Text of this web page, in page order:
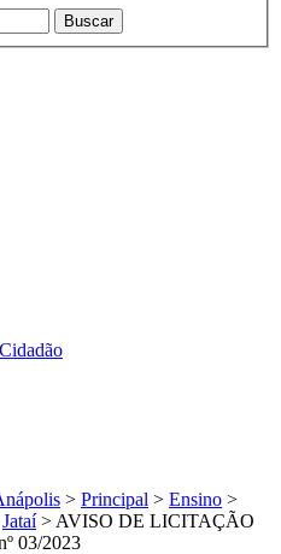
Buscar
> Principal > Ensino >
Jataí > AVISO DE LICITAÇÃO
03/2023